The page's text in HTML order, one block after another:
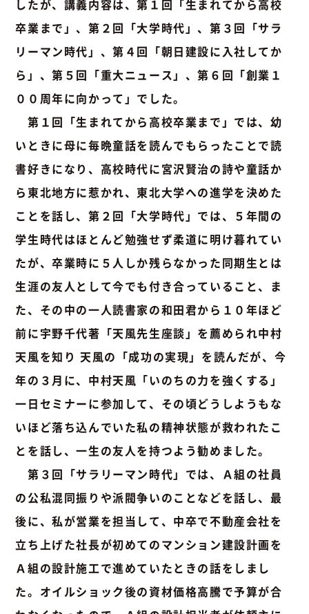
したが、講義内容は、第１回「生まれてから高校
卒業まで」、第２回「大学時代」、第３回「サラ
リーマン時代」、第４回「朝日建設に入社してか
ら」、第５回「重大ニュース」、第６回「創業１
００周年に向かって」でした。
第１回「生まれてから高校卒業まで」では、幼
いときに母に毎晩童話を読んでもらったことで読
書好きになり、高校時代に宮沢賢治の詩や童話か
ら東北地方に惹かれ、東北大学への進学を決めた
ことを話し、第２回「大学時代」では、５年間の
学生時代はほとんど勉強せず柔道に明け暮れてい
たが、卒業時に５人しか残らなかった同期生とは
生涯の友人として今でも付き合っていること、ま
た、その中の一人読書家の和田君から１０年ほど
前に宇野千代著「天風先生座談」を薦められ中村
天風を知り 天風の「成功の実現」を読んだが、今
年の３月に、中村天風「いのちの力を強くする」
一日セミナーに参加して、その頃どうしようもな
いほど落ち込んでいた私の精神状態が救われたこ
とを話し、一生の友人を持つよう勧めました。
第３回「サラリーマン時代」では、Ａ組の社員
の公私混同振りや派閥争いのことなどを話し、最
後に、私が営業を担当して、中卒で不動産会社を
立ち上げた社長が初めてのマンション建設計画を
Ａ組の設計施工で進めていたときの話をしまし
た。オイルショック後の資材価格高騰で予算が合